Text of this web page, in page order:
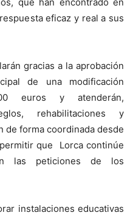
eficaz y real a sus
gracias a la aprobación
de una modificación
euros y atenderán,
rehabilitaciones y
de forma coordinada desde
que Lorcacontinúe
las peticiones de los
instalaciones educativas